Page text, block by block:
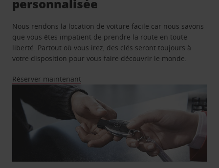
personnalisée
Nous rendons la location de voiture facile car nous savons
que vous êtes impatient de prendre la route en toute
liberté. Partout où vous irez, des clés seront toujours à
votre disposition pour vous faire découvrir le monde.
Réserver maintenant